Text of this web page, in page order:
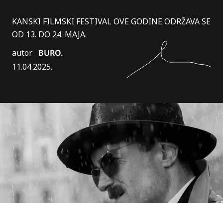
KANSKI FILMSKI FESTIVAL OVE GODINE ODRŽAVA SE
OD 13. DO 24. MAJA.
autor BURO.
11.04.2025.